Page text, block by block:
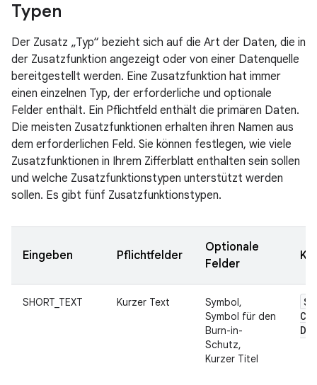
Typen
Der Zusatz „Typ“ bezieht sich auf die Art der Daten, die in
der Zusatzfunktion angezeigt oder von einer Datenquelle
bereitgestellt werden. Eine Zusatzfunktion hat immer
einen einzelnen Typ, der erforderliche und optionale
Felder enthält. Ein Pflichtfeld enthält die primären Daten.
Die meisten Zusatzfunktionen erhalten ihren Namen aus
dem erforderlichen Feld. Sie können festlegen, wie viele
Zusatzfunktionen in Ihrem Zifferblatt enthalten sein sollen
und welche Zusatzfunktionstypen unterstützt werden
sollen. Es gibt fünf Zusatzfunktionstypen.
Eingeben Pflichtfelder
Optionale
Felder
SHORT_TEXT Kurzer Text
Symbol,
Symbol für den
Burn-in-
Schutz,
Kurzer Titel